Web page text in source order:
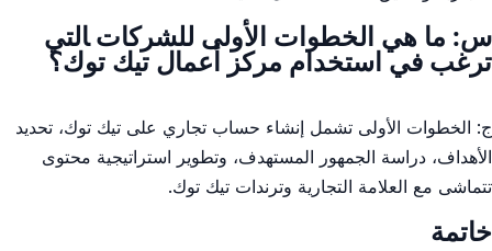
س: ⁤ما هي الخطوات⁢ الأولى للشركات ‍التي
ترغب‌ في استخدام مركز أعمال تيك توك؟
ج: الخطوات الأولى⁢ تشمل إنشاء حساب⁣ تجاري على تيك توك، تحديد‌
الأهداف، دراسة ‌الجمهور المستهدف، وتطوير‌ استراتيجية ‌محتوى
تتماشى مع العلامة التجارية وترندات تيك توك.
خاتمة